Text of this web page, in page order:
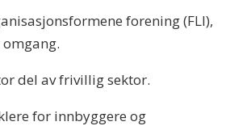
forening (FLI),
omgang.
del av frivillig sektor.
for innbyggere og